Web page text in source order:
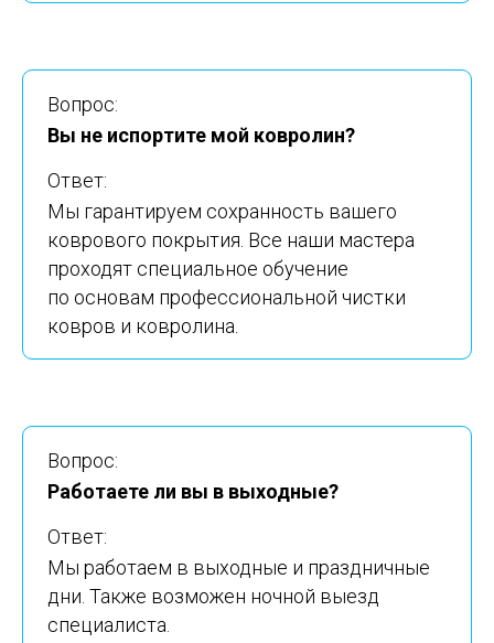
Вопрос:
Вы не испортите мой ковролин?
Ответ:
Мы гарантируем сохранность вашего
коврового покрытия. Все наши мастера
проходят специальное обучение
по основам профессиональной чистки
ковров и ковролина.
Вопрос:
Работаете ли вы в выходные?
Ответ:
Мы работаем в выходные и праздничные
дни. Также возможен ночной выезд
специалиста.